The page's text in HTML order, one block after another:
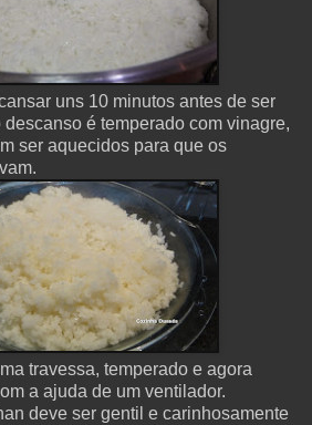
uns 10 minutos antes de ser
descanso é temperado com vinagre,
ser aquecidos para que os
travessa, temperado e agora
a ajuda de um ventilador.
deve ser gentil e carinhosamente